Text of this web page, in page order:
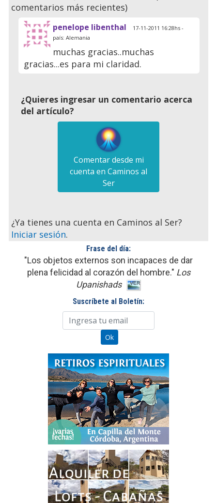
comentarios más recientes)
penelope libenthal 17-11-2011 16:28hs -
país: Alemania
muchas gracias..muchas
gracias...es para mi claridad.
¿Quieres ingresar un comentario acerca
del artículo?
Comentar desde mi
cuenta en Caminos al
Ser
¿Ya tienes una cuenta en Caminos al Ser?
Iniciar sesión.
Frase del día:
"Los objetos externos son incapaces de dar
plena felicidad al corazón del hombre." Los
Upanishads
Suscríbete al Boletín: